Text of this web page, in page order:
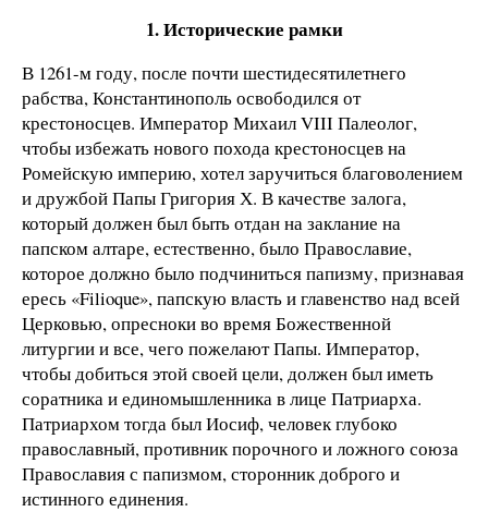
1. Исторические рамки
В 1261-м году, после почти шестидесятилетнего
рабства, Константинополь освободился от
крестоносцев. Император Михаил VIII Палеолог,
чтобы избежать нового похода крестоносцев на
Ромейскую империю, хотел заручиться благоволением
и дружбой Папы Григория Х. В качестве залога,
который должен был быть отдан на заклание на
папском алтаре, естественно, было Православие,
которое должно было подчиниться папизму, признавая
ересь «Filioque», папскую власть и главенство над всей
Церковью, опресноки во время Божественной
литургии и все, чего пожелают Папы. Император,
чтобы добиться этой своей цели, должен был иметь
соратника и единомышленника в лице Патриарха.
Патриархом тогда был Иосиф, человек глубоко
православный, противник порочного и ложного союза
Православия с папизмом, сторонник доброго и
истинного единения.